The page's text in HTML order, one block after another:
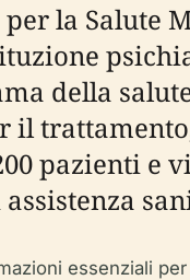
la Salute
della
il
pazienti e
essenziali